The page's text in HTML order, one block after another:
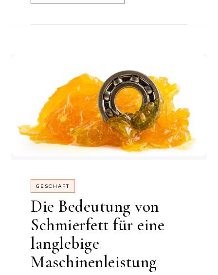
GESCHÄFT
Die Bedeutung von
Schmierfett für eine
langlebige
Maschinenleistung